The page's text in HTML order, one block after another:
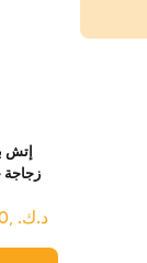
د.ك. ,900د.ك.